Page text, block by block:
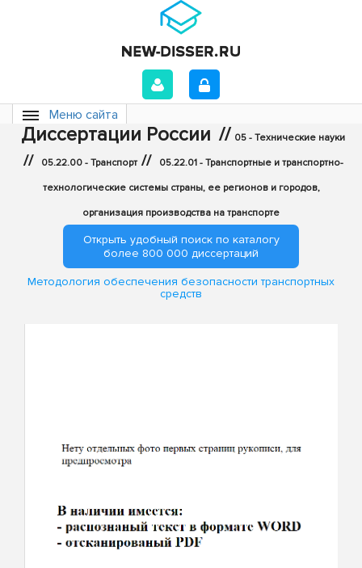
Меню сайта
Диссертации России // 05 - Технические науки
// 05.22.00 - Транспорт // 05.22.01 - Транспортные и транспортно-
технологические системы страны, ее регионов и городов,
организация производства на транспорте
Открыть удобный поиск по каталогу
более 800 000 диссертаций
Методология обеспечения безопасности транспортных
средств